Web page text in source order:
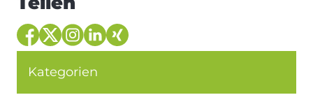
Kategorien